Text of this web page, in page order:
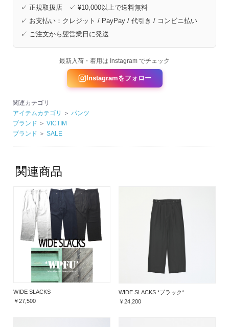
✓ 正規取扱店 ✓ ¥10,000以上で送料無料
✓ お支払い：クレジット / PayPay / 代引き / コンビニ払い
✓ ご注文から翌営業日に発送
最新入荷・着用は Instagram でチェック
Instagramをフォロー
関連カテゴリ
アイテムカテゴリ
＞ パンツ
ブランド ＞ VICTIM
ブランド ＞ SALE
関連商品
WIDE SLACKS
￥27,500
WIDE SLACKS *ブラック*
￥24,200